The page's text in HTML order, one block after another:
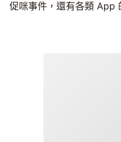
促咪事件，還有各類 App